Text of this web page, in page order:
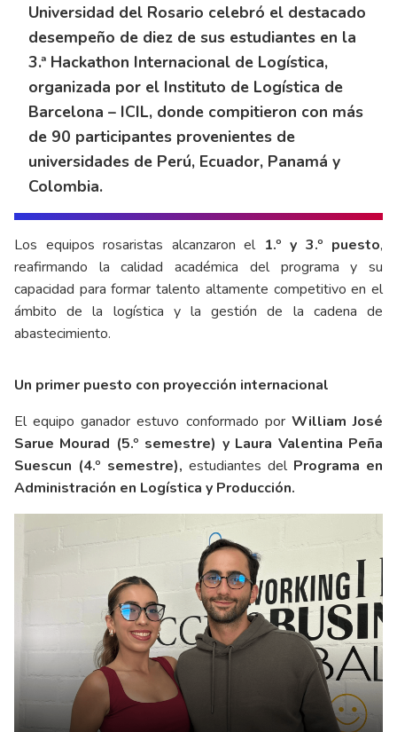
Universidad del Rosario celebró el destacado
desempeño de diez de sus estudiantes en la
3.ª Hackathon Internacional de Logística,
organizada por el Instituto de Logística de
Barcelona – ICIL, donde compitieron con más
de 90 participantes provenientes de
universidades de Perú, Ecuador, Panamá y
Colombia.
Los equipos rosaristas alcanzaron el 1.º y 3.º puesto,
reafirmando la calidad académica del programa y su
capacidad para formar talento altamente competitivo en el
ámbito de la logística y la gestión de la cadena de
abastecimiento.
Un primer puesto con proyección internacional
El equipo ganador estuvo conformado por William José
Sarue Mourad (5.º semestre) y Laura Valentina Peña
Suescun (4.º semestre), estudiantes delPrograma en
Administración en Logística y Producción.